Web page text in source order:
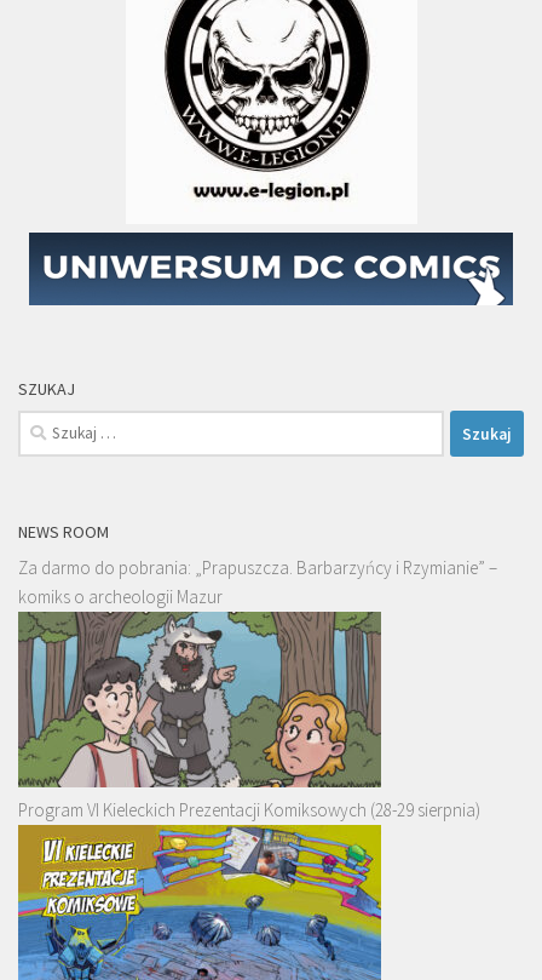
SZUKAJ
Szukaj:
NEWS ROOM
Za darmo do pobrania: „Prapuszcza. Barbarzyńcy i Rzymianie” –
komiks o archeologii Mazur
Program VI Kieleckich Prezentacji Komiksowych (28-29 sierpnia)